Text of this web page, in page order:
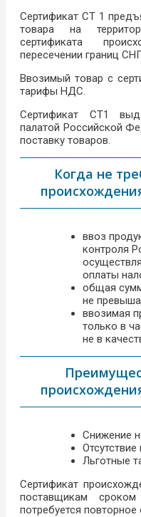
Сертификат СТ 1
товара на
сертификата
пересечении границ
Ввозимый товар с
тарифы НДС.
Сертификат СТ1
палатой Российской
поставку товаров.
Когда не
ввоз
контроля
оплаты
общая
не
ввозимая
только в
не в
Снижение
Льготные
Сертификат
поставщикам
потребуется